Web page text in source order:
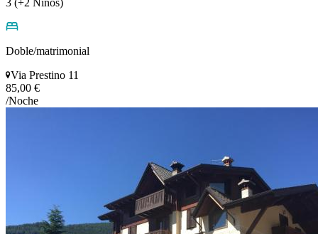
3 (+2 Niños)
Doble/matrimonial
Via Prestino 11
85,00 €
/Noche